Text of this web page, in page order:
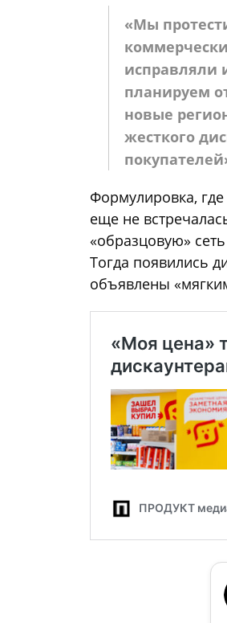
«Мы
исправляли
планируем
новые
жесткого
Формулировка,
еще не
«образцовую»
Тогда появились
объявлены